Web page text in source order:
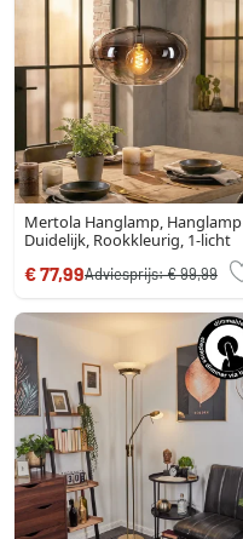
Mertola Hanglamp, Hanglamp
Duidelijk, Rookkleurig, 1-licht
€ 77,99Adviesprijs:€ 99,99